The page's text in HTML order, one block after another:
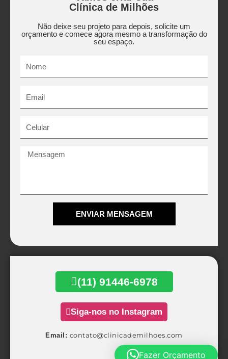
Clínica de Milhões
Não deixe seu projeto para depois, solicite um
orçamento e comece agora mesmo a transformação do
seu espaço.
Mensagem
ENVIAR MENSAGEM
(11) 91446-6978
Siga-nos no Instagram
Email: contato@clinicademilhoes.com
Fazer Orçamento